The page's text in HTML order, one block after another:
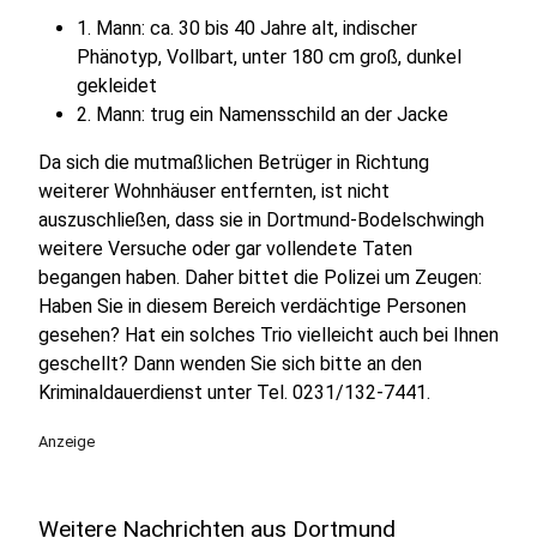
1. Mann: ca. 30 bis 40 Jahre alt, indischer
Phänotyp, Vollbart, unter 180 cm groß, dunkel
gekleidet
2. Mann: trug ein Namensschild an der Jacke
Da sich die mutmaßlichen Betrüger in Richtung
weiterer Wohnhäuser entfernten, ist nicht
auszuschließen, dass sie in Dortmund-Bodelschwingh
weitere Versuche oder gar vollendete Taten
begangen haben. Daher bittet die Polizei um Zeugen:
Haben Sie in diesem Bereich verdächtige Personen
gesehen? Hat ein solches Trio vielleicht auch bei Ihnen
geschellt? Dann wenden Sie sich bitte an den
Kriminaldauerdienst unter Tel. 0231/132-7441.
Anzeige
Weitere Nachrichten aus Dortmund